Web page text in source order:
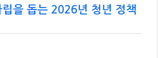
립을 돕는 2026년 청년 정책